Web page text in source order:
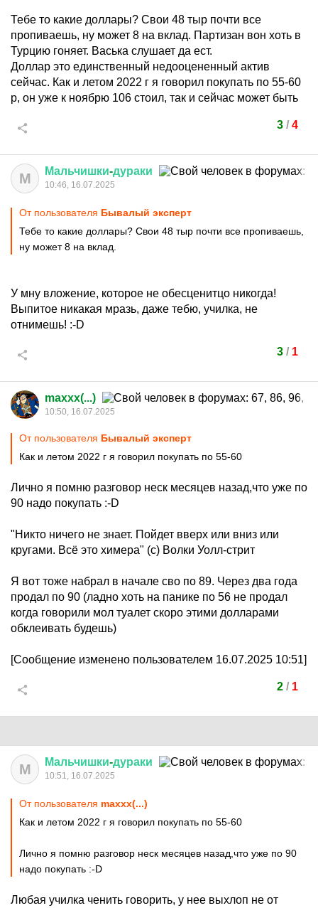
Тебе то какие доллары? Свои 48 тыр почти все
пропиваешь, ну может 8 на вклад. Партизан вон хоть в
Турцию гоняет. Васька слушает да ест.
Доллар это единственный недооцененный актив
сейчас. Как и летом 2022 г я говорил покупать по 55-60
р, он уже к ноябрю 106 стоил, так и сейчас может быть
3/ 4
М Мальчишки-дураки
10:46, 16.07.2025
От пользователя Бывалый эксперт
Тебе то какие доллары? Свои 48 тыр почти все пропиваешь,
ну может 8 на вклад.
У мну вложение, которое не обесценитцо никогда!
Выпитое никакая мразь, даже тебю, училка, не
отнимешь! :-D
3/ 1
maxxx(...)
10:50, 16.07.2025
От пользователя Бывалый эксперт
Как и летом 2022 г я говорил покупать по 55-60
Лично я помню разговор неск месяцев назад,что уже по
90 надо покупать :-D
"Никто ничего не знает. Пойдет вверх или вниз или
кругами. Всё это химера" (с) Волки Уолл-стрит
Я вот тоже набрал в начале сво по 89. Через два года
продал по 90 (ладно хоть на панике по 56 не продал
когда говорили мол туалет скоро этими долларами
обклеивать будешь)
[Сообщение изменено пользователем 16.07.2025 10:51]
2/ 1
М Мальчишки-дураки
10:51, 16.07.2025
От пользователя maxxx(...)
Как и летом 2022 г я говорил покупать по 55-60
Лично я помню разговор неск месяцев назад,что уже по 90
надо покупать :-D
Любая училка ченить говорить, у нее выхлоп не от